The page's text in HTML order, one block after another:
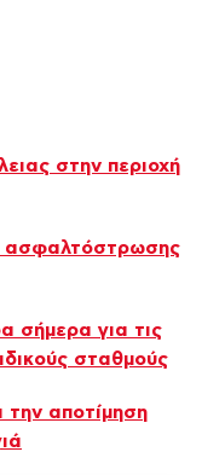
στην περιοχή
ασφαλτόστρωσης
σήμερα για τις
σταθμούς
την αποτίμηση